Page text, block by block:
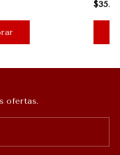
ofertas.